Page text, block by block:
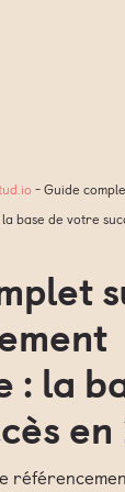
-Guide
base de votre
: la